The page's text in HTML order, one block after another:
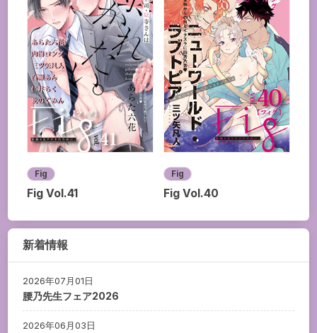
Fig
Fig Vol.41
Fig
Fig Vol.40
新着情報
2026年07月01日
腰乃先生フェア2026
2026年06月03日